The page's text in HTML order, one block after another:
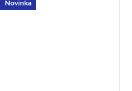
Novinka